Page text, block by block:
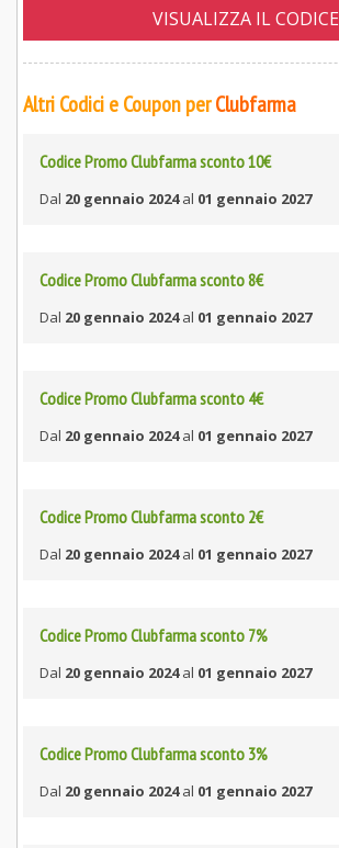
VISUALIZZA IL CODICE
Altri Codici e Coupon perClubfarma
Codice Promo Clubfarma sconto 10€
Dal 20 gennaio 2024al 01 gennaio 2027
Codice Promo Clubfarma sconto 8€
Dal 20 gennaio 2024al 01 gennaio 2027
Codice Promo Clubfarma sconto 4€
Dal 20 gennaio 2024al 01 gennaio 2027
Codice Promo Clubfarma sconto 2€
Dal 20 gennaio 2024al 01 gennaio 2027
Codice Promo Clubfarma sconto 7%
Dal 20 gennaio 2024al 01 gennaio 2027
Codice Promo Clubfarma sconto 3%
Dal 20 gennaio 2024al 01 gennaio 2027